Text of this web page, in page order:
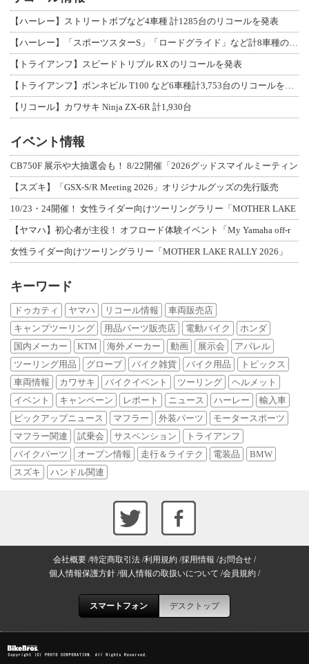
【ハーレー】ストリートボブなど4車種 計1285台のリコールを発表
【トライアンフ】スピードトリプル RX のリコールを発表
【リコール】カワサキ Ninja ZX-6R 計1,930台
イベント情報
CB750F 展示や大抽選会も！ 8/22開催「2026グッドスマイルミーティン
【スズキ】「GSX-S/R Meeting 2026」オリジナルグッズの先行販売
10/23・24開催！ 女性ライダー向けツーリングラリー「MOTHER LAKE
【ヤマハ】初心者が主役！ オフロード体験イベント「My Yamaha off-r
女性ライダー向けツーリングラリー「MOTHER LAKE RALLY 2026」
キーワード
ドゥカティ ヤマハ リコール情報
車両販売店
キャンプツーリング
用品パーツ販売店 電動バイク
ホンダ
国内メーカー
KTM 海外メーカー 動画 展示会
アパレル
ツーリング用品
グローブ バイク雑貨 バイク用品
トピックス
車両情報
カワサキ バイクイベント ツーリング
ヘルメット
イベント
キャンペーン レポート ニュース ハーレー
輸入車
ピックアップニュース
マフラー 外装パーツ
モータースポーツ
マフラー関連
試乗会 サスペンション
トライアンフ
バイクパーツ
オープン情報 走行＆ライテク 電装品
BMW
スズキ
ハンドル関連
会社概要 特定商取引法 利用規約 採用情報 お問合せ
個人情報保護方針 個人情報の取扱いについて 会員規約
スマートフォン デスクトップ